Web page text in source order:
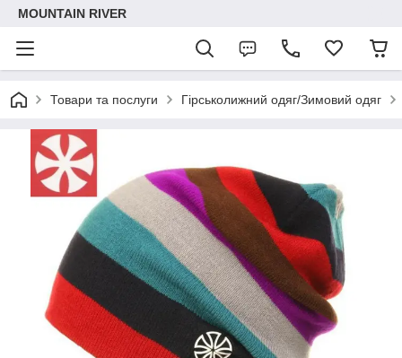
MOUNTAIN RIVER
Товари та послуги Гірськолижний одяг/Зимовий одяг